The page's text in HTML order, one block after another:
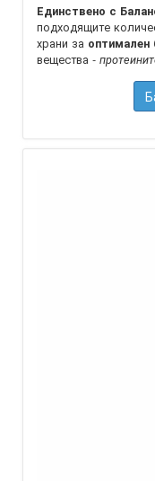
Единствено с
подходящите
храни за оптимален
вещества -